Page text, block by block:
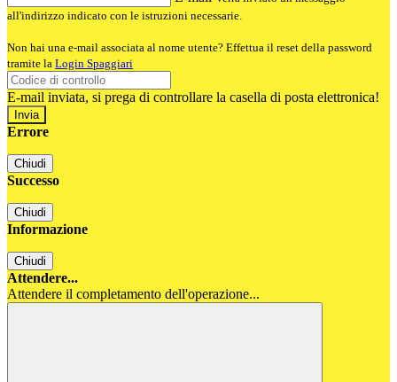
all'indirizzo indicato con le istruzioni necessarie.
Non hai una e-mail associata al nome utente? Effettua il reset della password
tramite la Login Spaggiari
E-mail inviata, si prega di controllare la casella di posta elettronica!
Errore
Chiudi
Successo
Chiudi
Informazione
Chiudi
Attendere...
Attendere il completamento dell'operazione...